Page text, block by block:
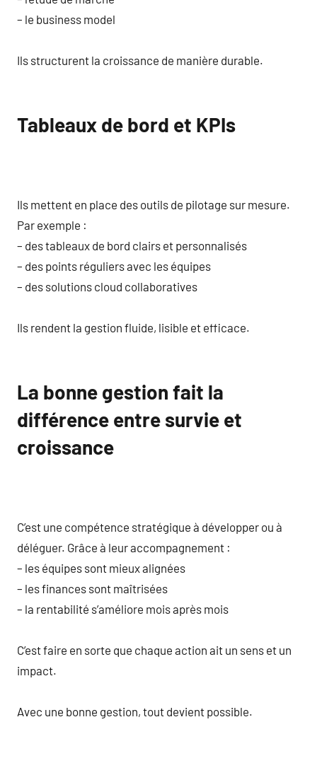
– le business model
Ils structurent la croissance de manière durable.
Tableaux de bord et KPIs
Ils mettent en place des outils de pilotage sur mesure.
Par exemple :
– des tableaux de bord clairs et personnalisés
– des points réguliers avec les équipes
– des solutions cloud collaboratives
Ils rendent la gestion fluide, lisible et efficace.
La bonne gestion fait la
différence entre survie et
croissance
C’est une compétence stratégique à développer ou à
déléguer. Grâce à leur accompagnement :
– les équipes sont mieux alignées
– les finances sont maîtrisées
– la rentabilité s’améliore mois après mois
C’est faire en sorte que chaque action ait un sens et un
impact.
Avec une bonne gestion, tout devient possible.